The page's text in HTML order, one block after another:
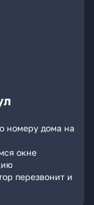
номеру дома на
окне
перезвонит и